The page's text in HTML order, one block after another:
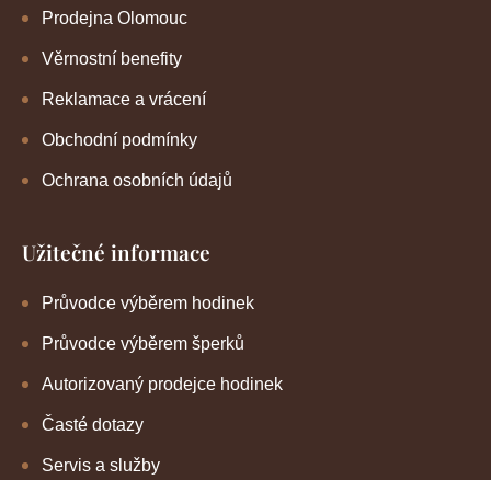
Prodejna Olomouc
Věrnostní benefity
Reklamace a vrácení
Obchodní podmínky
Ochrana osobních údajů
Užitečné informace
Průvodce výběrem hodinek
Průvodce výběrem šperků
Autorizovaný prodejce hodinek
Časté dotazy
Servis a služby